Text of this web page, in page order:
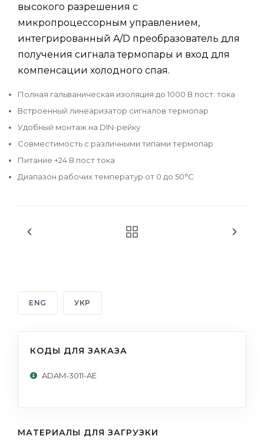
высокого разрешения с
микропроцессорным управлением,
интегрированный A/D преобразователь для
получения сигнала термопары и вход для
компенсации холодного спая.
Полная гальваническая изоляция до 1000 В пост. тока
Встроенный линеаризатор сигналов термопар
Удобный монтаж на DIN-рейку
Совместимость с различными типами термопар
Питание +24 В пост тока
Диапазон рабочих температур от 0 до 50°C
ENG УКР
КОДЫ ДЛЯ ЗАКАЗА
ADAM-3011-AE
МАТЕРИАЛЫ ДЛЯ ЗАГРУЗКИ